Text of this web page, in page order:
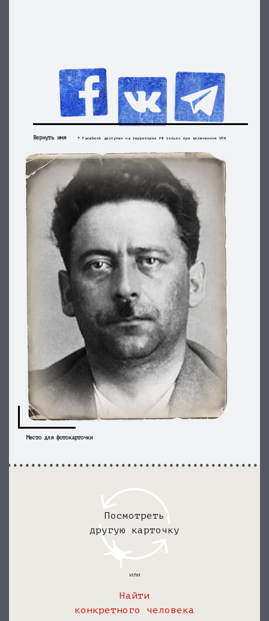
Вернуть имя * Facebook доступен на территории РФ только при включенном VPN
Место для фотокарточки
Посмотреть
другую карточку
или
Найти
конкретного человека